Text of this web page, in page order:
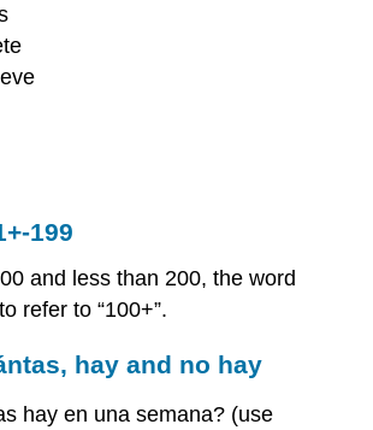
199
and less than 200, the word
refer to “100+”.
hay and no hay
hay en una semana? (use